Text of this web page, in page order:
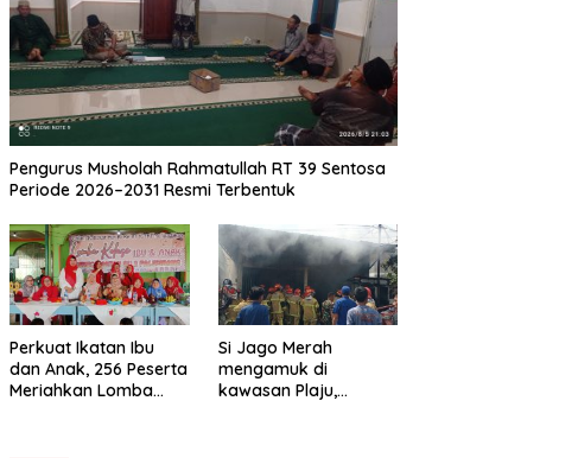
Pengurus Musholah Rahmatullah RT 39 Sentosa
Periode 2026–2031 Resmi Terbentuk
Perkuat Ikatan Ibu
dan Anak, 256 Peserta
Meriahkan Lomba
Si Jago Merah
mengamuk di
kawasan Plaju,